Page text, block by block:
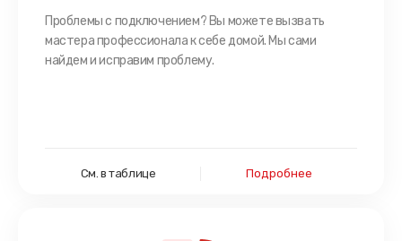
Проблемы с подключением? Вы можете вызвать
мастера профессионала к себе домой. Мы сами
найдем и исправим проблему.
См. в таблице Подробнее